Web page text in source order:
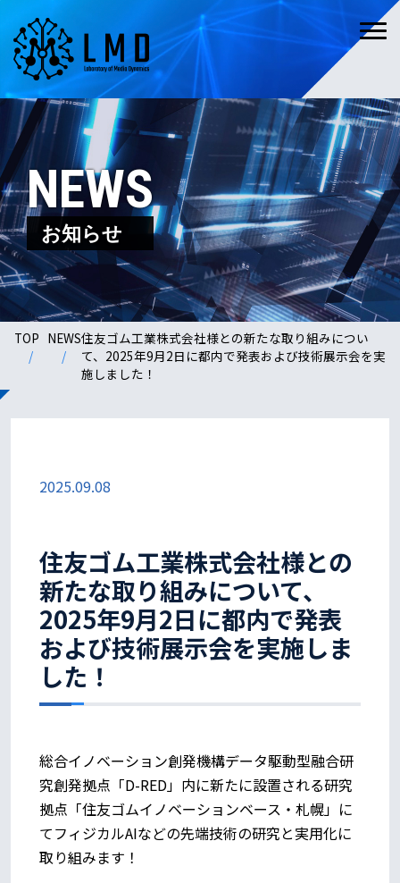
NEWS
お知らせ
TOP NEWS住友ゴム工業株式会社様との新たな取り組みについ
て、2025年9月2日に都内で発表および技術展示会を実
施しました！
2025.09.08
住友ゴム工業株式会社様との
新たな取り組みについて、
2025年9月2日に都内で発表
および技術展示会を実施しま
した！
総合イノベーション創発機構データ駆動型融合研
究創発拠点「D-RED」内に新たに設置される研究
拠点「住友ゴムイノベーションベース・札幌」に
てフィジカルAIなどの先端技術の研究と実用化に
取り組みます！